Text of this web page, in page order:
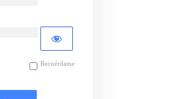
Recuérdame